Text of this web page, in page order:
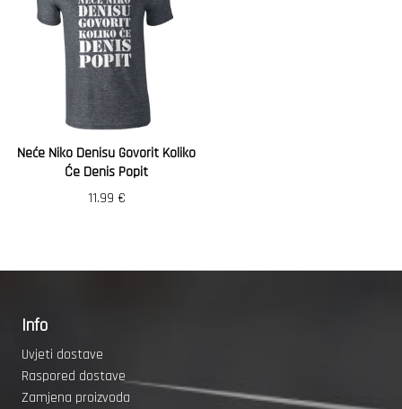
Neće Niko Denisu Govorit Koliko
Će Denis Popit
11.99 €
Info
Uvjeti dostave
Raspored dostave
Zamjena proizvoda